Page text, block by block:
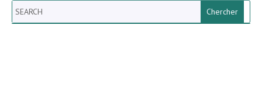
Search